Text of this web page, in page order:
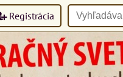
Registrácia